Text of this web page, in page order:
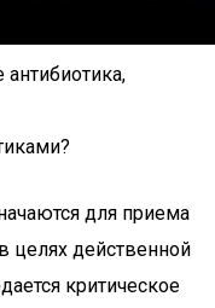
для приема
целях действенной
критическое